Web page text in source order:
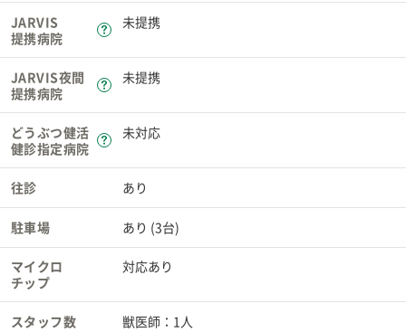
JARVIS
提携病院
未提携
JARVIS夜間
提携病院
未提携
どうぶつ健活
健診指定病院
未対応
往診 あり
駐車場 あり (3台)
マイクロ
チップ
対応あり
スタッフ数 獣医師：1人